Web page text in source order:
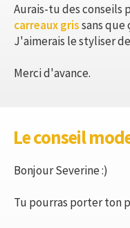
Aurais-tu des conseils
carreaux grissans
J'aimerais le styliser
Merci d'avance.
Le conseil
Bonjour Severine :)
Tu pourras porter ton